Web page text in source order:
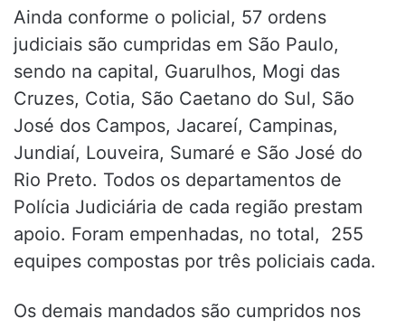
Ainda conforme o policial, 57 ordens
judiciais são cumpridas em São Paulo,
sendo na capital, Guarulhos, Mogi das
Cruzes, Cotia, São Caetano do Sul, São
José dos Campos, Jacareí, Campinas,
Jundiaí, Louveira, Sumaré e São José do
Rio Preto. Todos os departamentos de
Polícia Judiciária de cada região prestam
apoio. Foram empenhadas, no total, 255
equipes compostas por três policiais cada.
Os demais mandados são cumpridos nos